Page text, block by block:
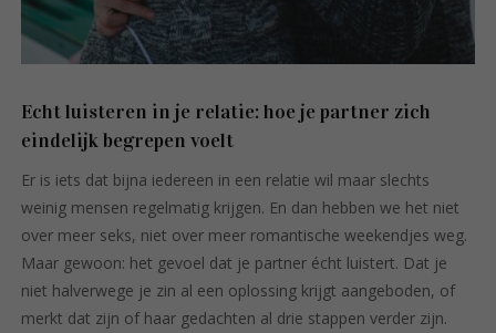
Echt luisteren in je relatie: hoe je partner zich
eindelijk begrepen voelt
Er is iets dat bijna iedereen in een relatie wil maar slechts
weinig mensen regelmatig krijgen. En dan hebben we het niet
over meer seks, niet over meer romantische weekendjes weg.
Maar gewoon: het gevoel dat je partner écht luistert. Dat je
niet halverwege je zin al een oplossing krijgt aangeboden, of
merkt dat zijn of haar gedachten al drie stappen verder zijn.